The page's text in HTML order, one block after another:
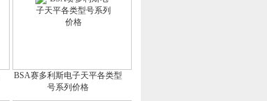
BSA赛多利斯电子天平各类型
号系列价格